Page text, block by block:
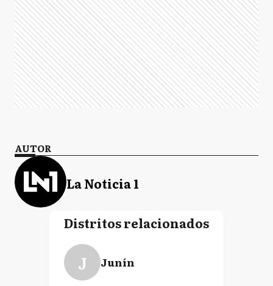
AUTOR
La Noticia 1
Distritos relacionados
J Junín